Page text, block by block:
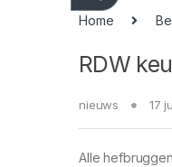
Home
RDW
nieuws 17
Alle